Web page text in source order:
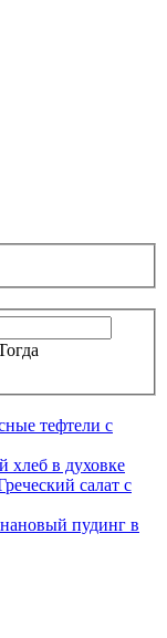
тефтели с
в духовке
салат с
пудинг в